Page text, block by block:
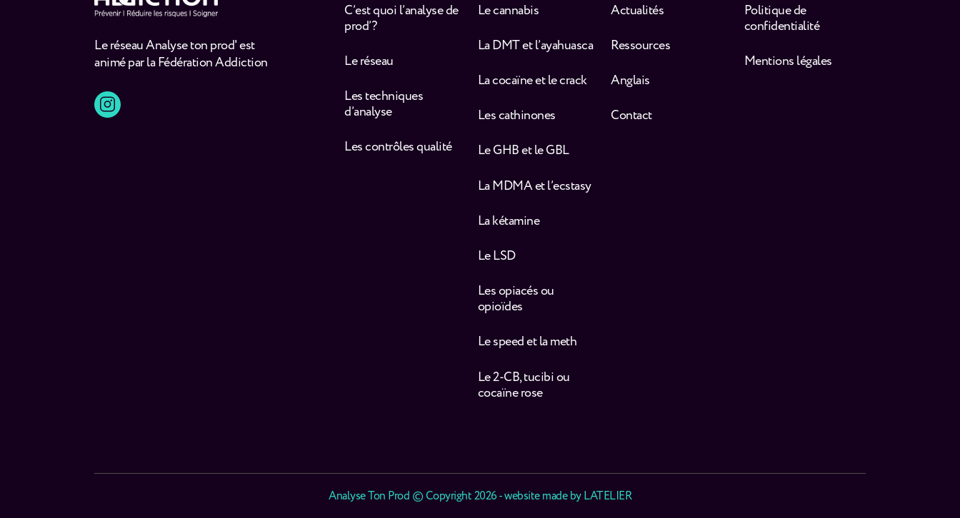
Le réseau Analyse ton prod' est
animé par la Fédération Addiction
C’est quoi l’analyse de
prod’ ?
Le réseau
Les techniques
d’analyse
Les contrôles qualité
Le cannabis
La DMT et l’ayahuasca
La cocaïne et le crack
Les cathinones
Le GHB et le GBL
La MDMA et l’ecstasy
La kétamine
Le LSD
Les opiacés ou
opioïdes
Le speed et la meth
Le 2-CB, tucibi ou
cocaïne rose
Actualités
Ressources
Anglais
Contact
Politique de
confidentialité
Mentions légales
Analyse Ton Prod © Copyright 2026 - website made byLATELIER